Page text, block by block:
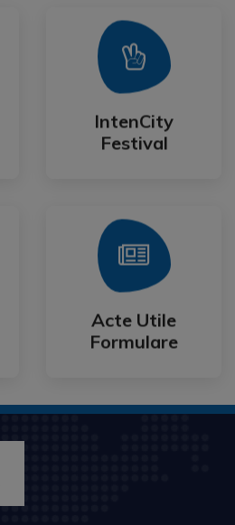
IntenCity
Festival
IntenCity
Festival
Mai Mult
Acte Utile
Formulare
Acte Utile
Formulare
Mai Mult